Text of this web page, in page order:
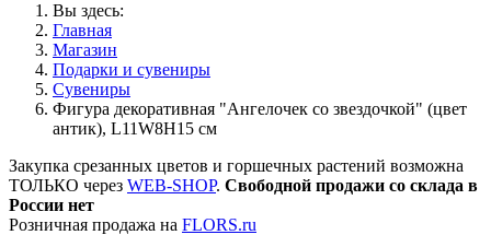
Вы здесь:
Главная
Магазин
Подарки и сувениры
Сувениры
Фигура декоративная "Ангелочек со звездочкой" (цвет
антик), L11W8H15 cм
Закупка срезанных цветов и горшечных растений возможна
ТОЛЬКО через WEB-SHOP. Свободной продажи со склада в
России нет
Розничная продажа на FLORS.ru